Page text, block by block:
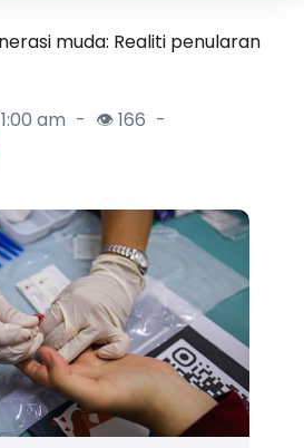
muda: Realiti penularan
am
👁 166